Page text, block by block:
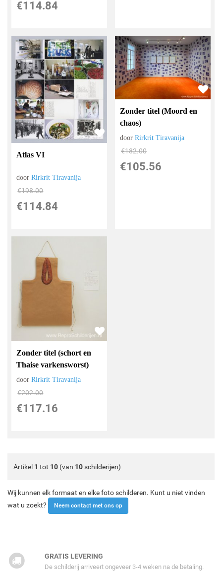
€114.84
Atlas VI
doorRirkrit Tiravanija
€198.00
€114.84
Zonder titel (Moord en
chaos)
doorRirkrit Tiravanija
€182.00
€105.56
Zonder titel (schort en
Thaise varkensworst)
doorRirkrit Tiravanija
€202.00
€117.16
Artikel 1 tot 10 (van 10schilderijen)
Wij kunnen elk formaat en elke foto schilderen. Kunt u niet vinden
wat u zoekt?
Neem contact met ons op
GRATIS LEVERING
De schilderij arriveert ongeveer 3-4 weken na de betaling.